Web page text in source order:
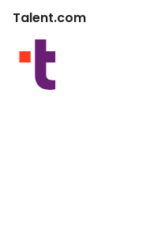
Conversor de salario
Empresa
Programas para publishers
Talent.com
Otros países
Condiciones de uso